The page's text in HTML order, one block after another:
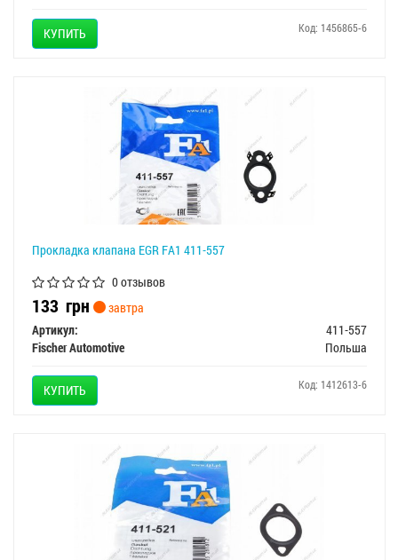
КУПИТЬ Код: 1456865-6
Прокладка клапана EGR FA1 411-557
0 отзывов
133 грн
завтра
Артикул:
411-557
Fischer Automotive
Польша
КУПИТЬ Код: 1412613-6